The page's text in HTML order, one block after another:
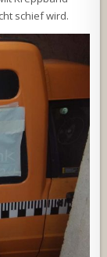
schief wird.